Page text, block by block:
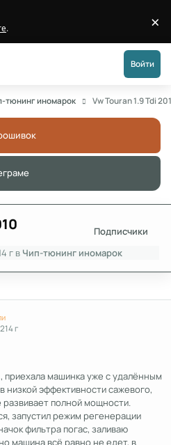
. ×
Войти
тюнинг иномарок Vw Touran 1.9 Tdi
Подписчики
г в Чип-тюнинг иномарок
14 г
приехала машинка уже с удалённым
низкой эффективности сажевого,
полной мощности.
запустил режим регенерации
фильтра погас, заливаю